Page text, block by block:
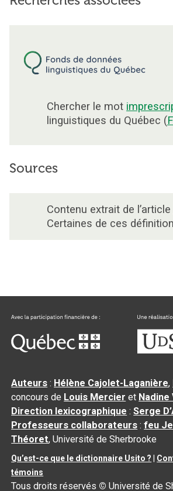
Chercher le mot
linguistiques du Québec (
Sources
Contenu extrait de l’article
Certaines de ces
Auteurs : Hélène Cajolet-Laganière,
concours de Louis Mercier et
Direction lexicographique :Serge
Professeurs collaborateurs :feu
Théoret, Université de Sherbrooke
Qu’est-ce que le dictionnaire Usito ?
témoins
Tous droits réservés © Université de